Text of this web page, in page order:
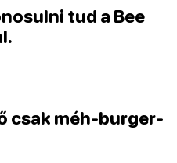
tud a Bee
csak méh-burger-